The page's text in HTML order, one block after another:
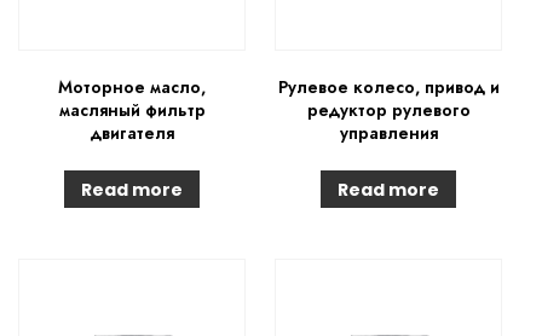
Моторное масло,
масляный фильтр
двигателя
Read more
Рулевое колесо, привод и
редуктор рулевого
управления
Read more